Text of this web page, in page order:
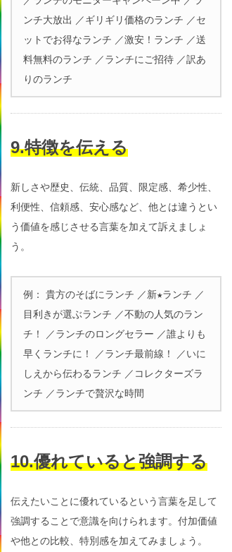
ンチ大放出 ／ギリギリ価格のランチ ／セ
ットでお得なランチ ／激安！ランチ ／送
料無料のランチ ／ランチにご招待 ／訳あ
りのランチ
9.特徴を伝える
新しさや歴史、伝統、品質、限定感、希少性、
利便性、信頼感、安心感など、他とは違うとい
う価値を感じさせる言葉を加えて訴えましょ
う。
例： 貴方のそばにランチ ／新★ランチ ／
目利きが選ぶランチ ／不動の人気のラン
チ！ ／ランチのロングセラー ／誰よりも
早くランチに！ ／ランチ最前線！ ／いに
しえから伝わるランチ ／コレクターズラ
ンチ ／ランチで贅沢な時間
10.優れていると強調する
伝えたいことに優れているという言葉を足して
強調することで意識を向けられます。付加価値
や他との比較、特別感を加えてみましょう。